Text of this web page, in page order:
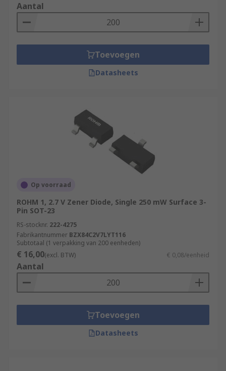
Aantal
Toevoegen
Datasheets
Op voorraad
ROHM 1, 2.7 V Zener Diode, Single 250 mW Surface 3-
Pin SOT-23
RS-stocknr. 222-4275
Fabrikantnummer BZX84C2V7LYT116
Subtotaal (1 verpakking van 200 eenheden)
€ 16,00(excl. BTW) € 0,08/eenheid
Aantal
Toevoegen
Datasheets